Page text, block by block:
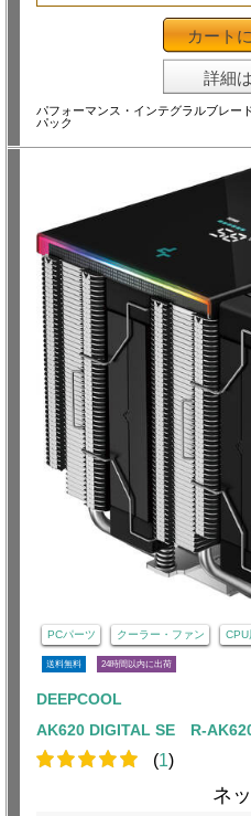
カート
詳細
パフォーマンス・インテグラルブレー
パック
PCパーツ クーラー・ファン CPU
送料無料 24時間以内に出荷
DEEPCOOL
AK620 DIGITAL SE R-
(1)
ネ